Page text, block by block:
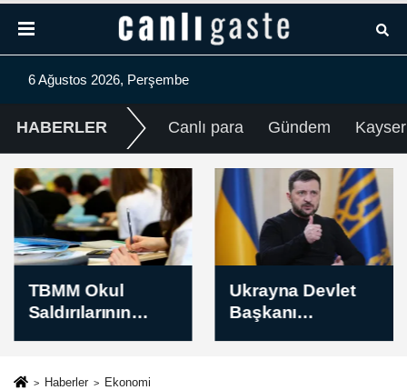
6 Ağustos 2026, Perşembe
HABERLER Canlı para Gündem
TBMM Okul
Saldırılarının
Komisyonu,
Ukrayna Devlet
Başkanı
Haberler Ekonomi